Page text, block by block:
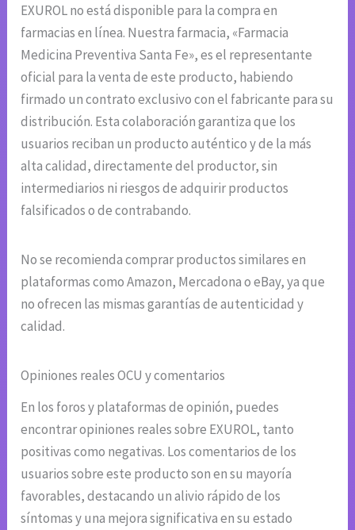
EXUROL no está disponible para la compra en
farmacias en línea. Nuestra farmacia, «Farmacia
Medicina Preventiva Santa Fe», es el representante
oficial para la venta de este producto, habiendo
firmado un contrato exclusivo con el fabricante para su
distribución. Esta colaboración garantiza que los
usuarios reciban un producto auténtico y de la más
alta calidad, directamente del productor, sin
intermediarios ni riesgos de adquirir productos
falsificados o de contrabando.
No se recomienda comprar productos similares en
plataformas como Amazon, Mercadona o eBay, ya que
no ofrecen las mismas garantías de autenticidad y
calidad.
Opiniones reales OCU y comentarios
En los foros y plataformas de opinión, puedes
encontrar opiniones reales sobre EXUROL, tanto
positivas como negativas. Los comentarios de los
usuarios sobre este producto son en su mayoría
favorables, destacando un alivio rápido de los
síntomas y una mejora significativa en su estado